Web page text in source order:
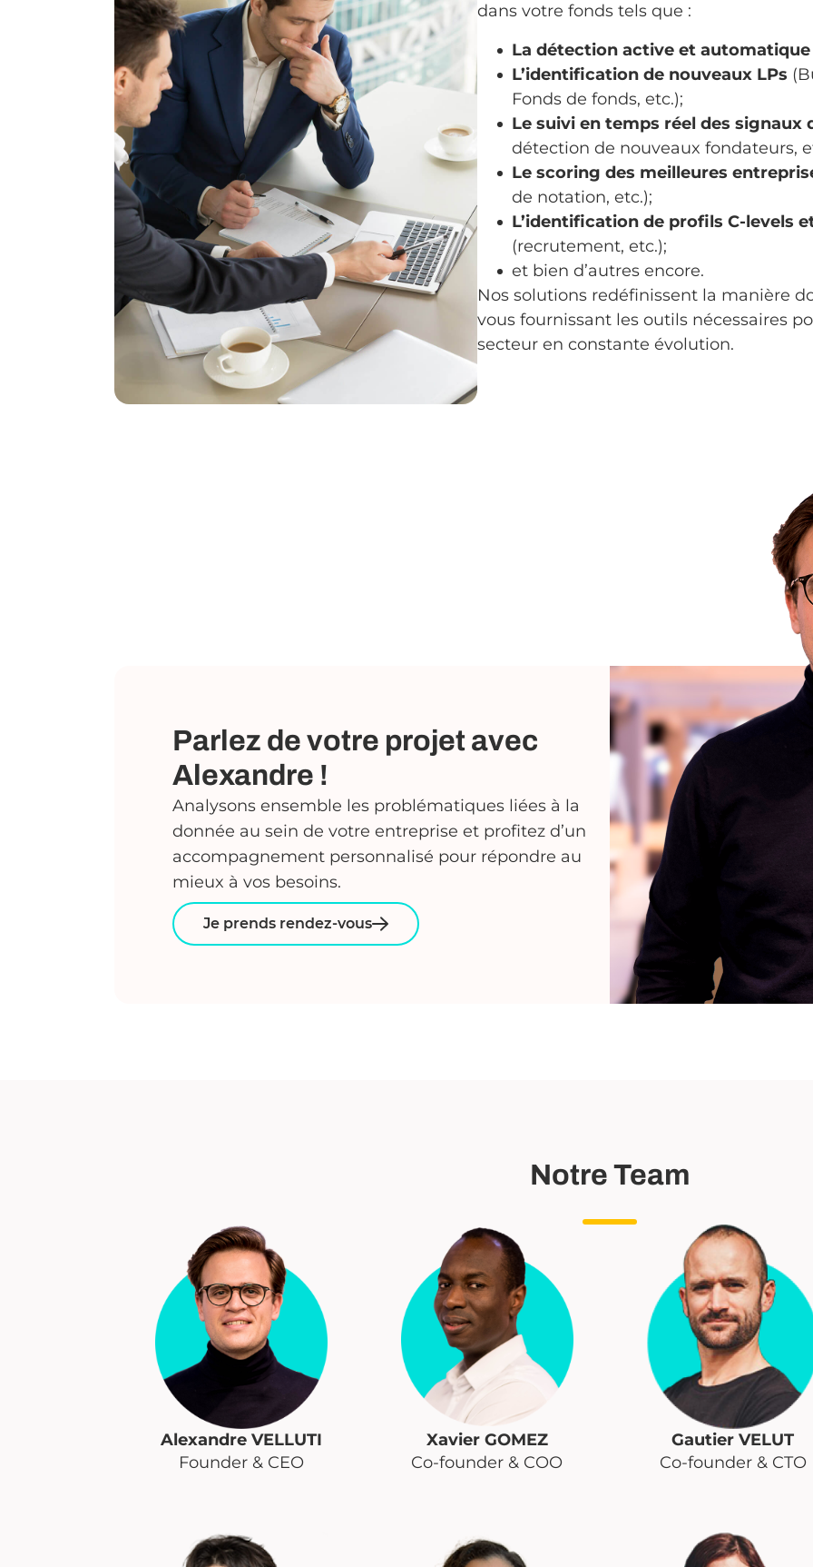
dans votre fonds tels que :
La détection active et
L’identification de nouveaux LPs
Fonds de fonds, etc.);
Le suivi en temps réel des signaux
détection de nouveaux fondateurs,
Le scoring des meilleures
de notation, etc.);
L’identification de profils C-levels
(recrutement, etc.);
et bien d’autres encore.
Nos solutions redéfinissent la manière
vous fournissant les outils nécessaires
secteur en constante évolution.
Parlez de votre projet avec
Alexandre !
Analysons ensemble les problématiques liées à la
donnée au sein de votre entreprise et profitez d’un
accompagnement personnalisé pour répondre au
mieux à vos besoins.
Je prends rendez-vous
Notre Team
Alexandre VELLUTI
Founder & CEO
Xavier GOMEZ
Co-founder & COO
Gautier VELUT
Co-founder & CTO